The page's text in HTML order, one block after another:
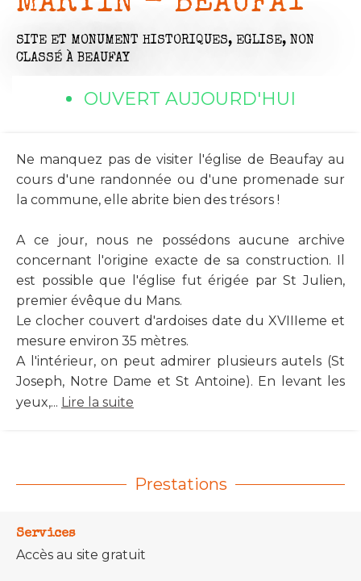
SITE ET MONUMENT HISTORIQUES, EGLISE, NON
CLASSÉ À BEAUFAY
OUVERT AUJOURD'HUI
Ne manquez pas de visiter l'église de Beaufay au
cours d'une randonnée ou d'une promenade sur
la commune, elle abrite bien des trésors !
A ce jour, nous ne possédons aucune archive
concernant l'origine exacte de sa construction. Il
est possible que l'église fut érigée par St Julien,
premier évêque du Mans.
Le clocher couvert d'ardoises date du XVIIIeme et
mesure environ 35 mètres.
A l'intérieur, on peut admirer plusieurs autels (St
Joseph, Notre Dame et St Antoine). En levant les
yeux,... Lire la suite
Prestations
Services
Accès au site gratuit